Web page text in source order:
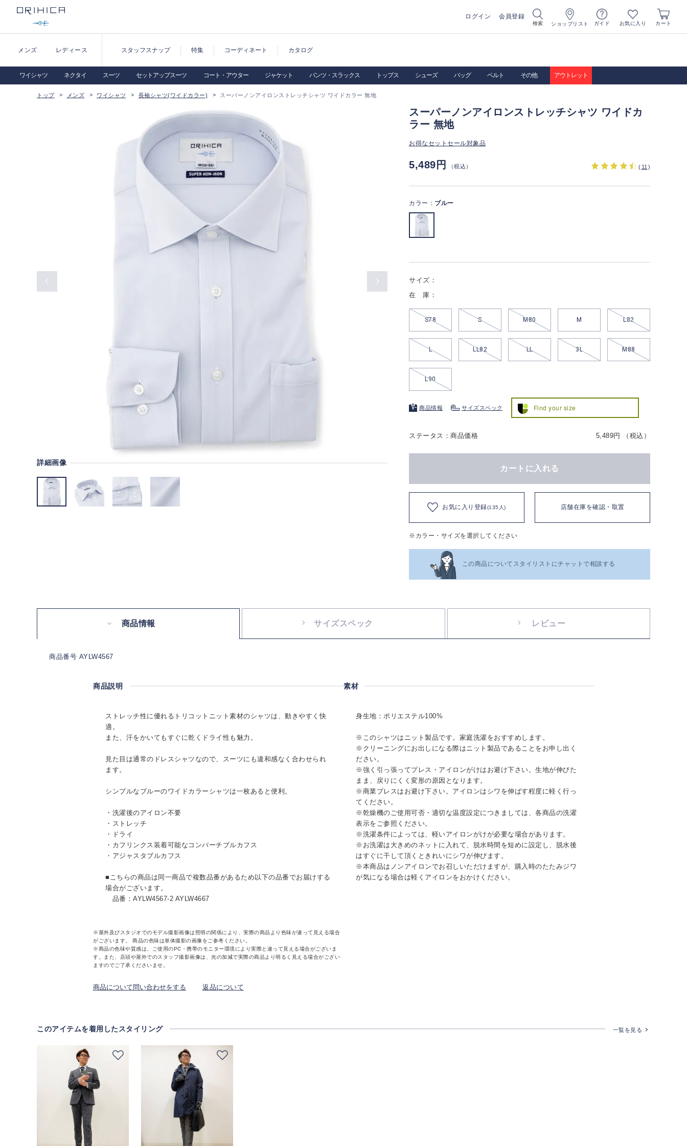
ログイン 会員登録
検索 ショップリスト ガイド お気に入り カート
メンズ レディース スタッフスナップ 特集 コーディネート カタログ
ワイシャツ ネクタイ スーツ セットアップスーツ コート・アウター ジャケット パンツ・スラックス トップス シューズ バッグ ベルト その他 アウトレット
トップ メンズ ワイシャツ 長袖シャツ(ワイドカラー) スーパーノンアイロンストレッチシャツ ワイドカラー 無地
詳細画像
スーパーノンアイロンストレッチシャツ ワイドカ
ラー 無地
お得なセットセール対象品
5,489円 （税込） ( 11 )
カラー： ブルー
サイズ：
在 庫：
S78 S M80 M L82
L LL82 LL 3L M88
L90
商品情報 サイズスペック Find your size
ステータス：商品価格 5,489円 （税込）
カートに入れる
お気に入り登録(135人) 店舗在庫を確認・取置
※カラー・サイズを選択してください
この商品についてスタイリストにチャットで相談する
商品情報 サイズスペック レビュー
商品番号 AYLW4567
商品説明
ストレッチ性に優れるトリコットニット素材のシャツは、動きやすく快
適。
また、汗をかいてもすぐに乾くドライ性も魅力。
見た目は通常のドレスシャツなので、スーツにも違和感なく合わせられ
ます。
シンプルなブルーのワイドカラーシャツは一枚あると便利。
・洗濯後のアイロン不要
・ストレッチ
・ドライ
・カフリンクス装着可能なコンバーチブルカフス
・アジャスタブルカフス
■こちらの商品は同一商品で複数品番があるため以下の品番でお届けする
場合がございます。
品番：AYLW4567-2 AYLW4667
※屋外及びスタジオでのモデル撮影画像は照明の関係により、実際の商品より色味が違って見える場合
がございます。 商品の色味は単体撮影の画像をご参考ください。
※商品の色味や質感は、ご使用のPC・携帯のモニター環境により実際と違って見える場合がございま
す。また、店頭や屋外でのスタッフ撮影画像は、光の加減で実際の商品より明るく見える場合がござい
ますのでご了承くださいませ。
商品について問い合わせをする 返品について
素材
身生地：ポリエステル100%
※このシャツはニット製品です。家庭洗濯をおすすめします。
※クリーニングにお出しになる際はニット製品であることをお申し出く
ださい。
※強く引っ張ってプレス・アイロンがけはお避け下さい。生地が伸びた
まま、戻りにくく変形の原因となります。
※商業プレスはお避け下さい。アイロンはシワを伸ばす程度に軽く行っ
てください。
※乾燥機のご使用可否・適切な温度設定につきましては、各商品の洗濯
表示をご参照ください。
※洗濯条件によっては、軽いアイロンがけが必要な場合があります。
※お洗濯は大きめのネットに入れて、脱水時間を短めに設定し、脱水後
はすぐに干して頂くときれいにシワが伸びます。
※本商品はノンアイロンでお召しいただけますが、購入時のたたみジワ
が気になる場合は軽くアイロンをおかけください。
このアイテムを着用したスタイリング 一覧を見る